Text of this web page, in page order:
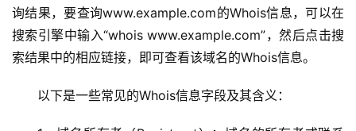
询结果，要查询www.example.com的Whois信息，可以在
搜索引擎中输入“whois www.example.com”，然后点击搜
索结果中的相应链接，即可查看该域名的Whois信息。
以下是一些常见的Whois信息字段及其含义：